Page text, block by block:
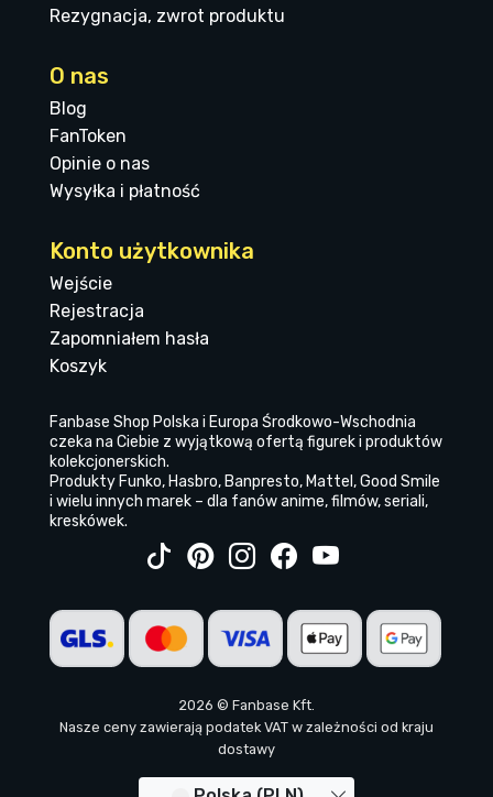
Rezygnacja, zwrot produktu
O nas
Blog
FanToken
Opinie o nas
Wysyłka i płatność
Konto użytkownika
Wejście
Rejestracja
Zapomniałem hasła
Koszyk
Fanbase Shop Polska i Europa Środkowo-Wschodnia
czeka na Ciebie z wyjątkową ofertą figurek i produktów
kolekcjonerskich.
Produkty Funko, Hasbro, Banpresto, Mattel, Good Smile
i wielu innych marek – dla fanów anime, filmów, seriali,
kreskówek.
2026 © Fanbase Kft.
Nasze ceny zawierają podatek VAT w zależności od kraju
dostawy